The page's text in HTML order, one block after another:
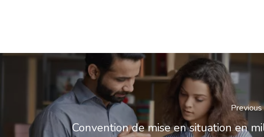
Convention de mise en situation en